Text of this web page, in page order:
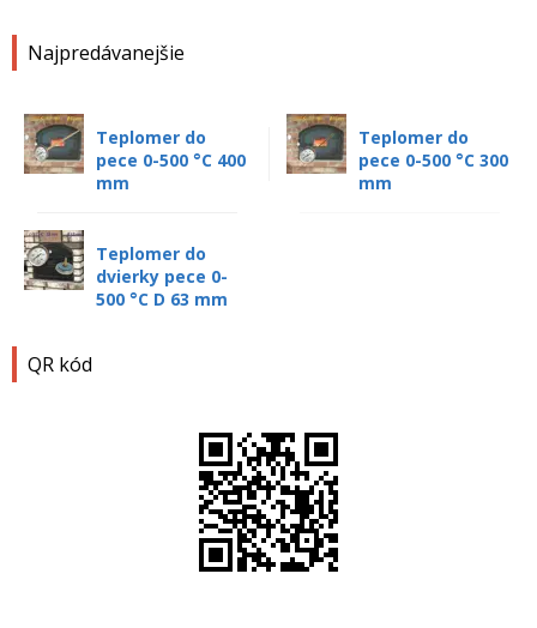
Najpredávanejšie
Teplomer do
pece 0-500 °C 400
mm
Teplomer do
pece 0-500 °C 300
mm
Teplomer do
dvierky pece 0-
500 °C D 63 mm
QR kód